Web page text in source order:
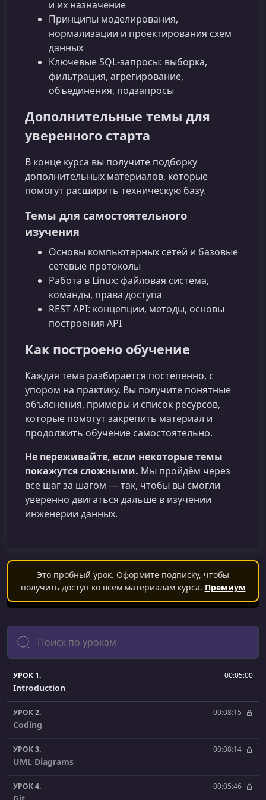
и их назначение
Принципы моделирования,
нормализации и проектирования схем
данных
Ключевые SQL‑запросы: выборка,
фильтрация, агрегирование,
объединения, подзапросы
Дополнительные темы для
уверенного старта
В конце курса вы получите подборку
дополнительных материалов, которые
помогут расширить техническую базу.
Темы для самостоятельного
изучения
Основы компьютерных сетей и базовые
сетевые протоколы
Работа в Linux: файловая система,
команды, права доступа
REST API: концепции, методы, основы
построения API
Как построено обучение
Каждая тема разбирается постепенно, с
упором на практику. Вы получите понятные
объяснения, примеры и список ресурсов,
которые помогут закрепить материал и
продолжить обучение самостоятельно.
Не переживайте, если некоторые темы
покажутся сложными. Мы пройдём через
всё шаг за шагом — так, чтобы вы смогли
уверенно двигаться дальше в изучении
инженерии данных.
Это пробный урок. Оформите подписку, чтобы
получить доступ ко всем материалам курса. Премиум
Поиск
УРОК 1. 00:05:00
Introduction
УРОК 2. 00:08:15
Coding
УРОК 3. 00:08:14
UML Diagrams
УРОК 4. 00:05:46